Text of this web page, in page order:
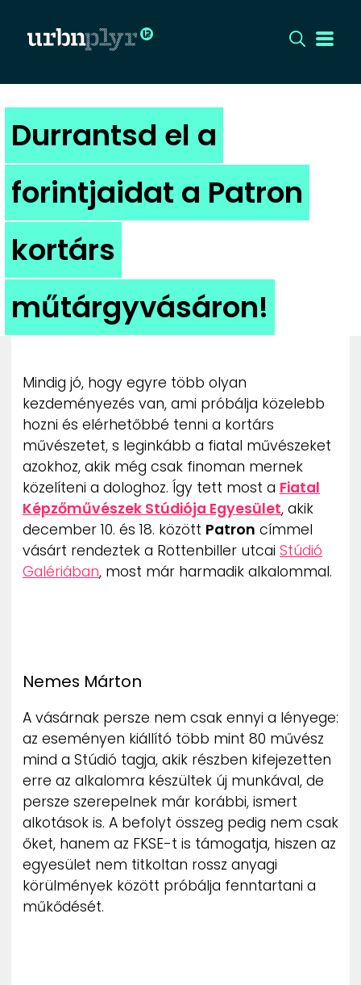
CÍMLAP
DIZÁJN
DIVAT
KULT
UTCA
ZENE
MÉDIAAJÁNLAT
IMPRESSZUM
PR-ARCHÍVUM
ADATKEZELÉSI TÁJÉKOZTATÓ
Durrantsd el a
forintjaidat a Patron
kortárs
műtárgyvásáron!
Mindig jó, hogy egyre több olyan
kezdeményezés van, ami próbálja közelebb
hozni és elérhetőbbé tenni a kortárs
művészetet, s leginkább a fiatal művészeket
azokhoz, akik még csak finoman mernek
közelíteni a dologhoz. Így tett most a Fiatal
Képzőművészek Stúdiója Egyesület, akik
december 10. és 18. között Patron címmel
vásárt rendeztek a Rottenbiller utcai Stúdió
Galériában, most már harmadik alkalommal.
Nemes Márton
A vásárnak persze nem csak ennyi a lényege:
az eseményen kiállító több mint 80 művész
mind a Stúdió tagja, akik részben kifejezetten
erre az alkalomra készültek új munkával, de
persze szerepelnek már korábbi, ismert
alkotások is. A befolyt összeg pedig nem csak
őket, hanem az FKSE-t is támogatja, hiszen az
egyesület nem titkoltan rossz anyagi
körülmények között próbálja fenntartani a
műkődését.